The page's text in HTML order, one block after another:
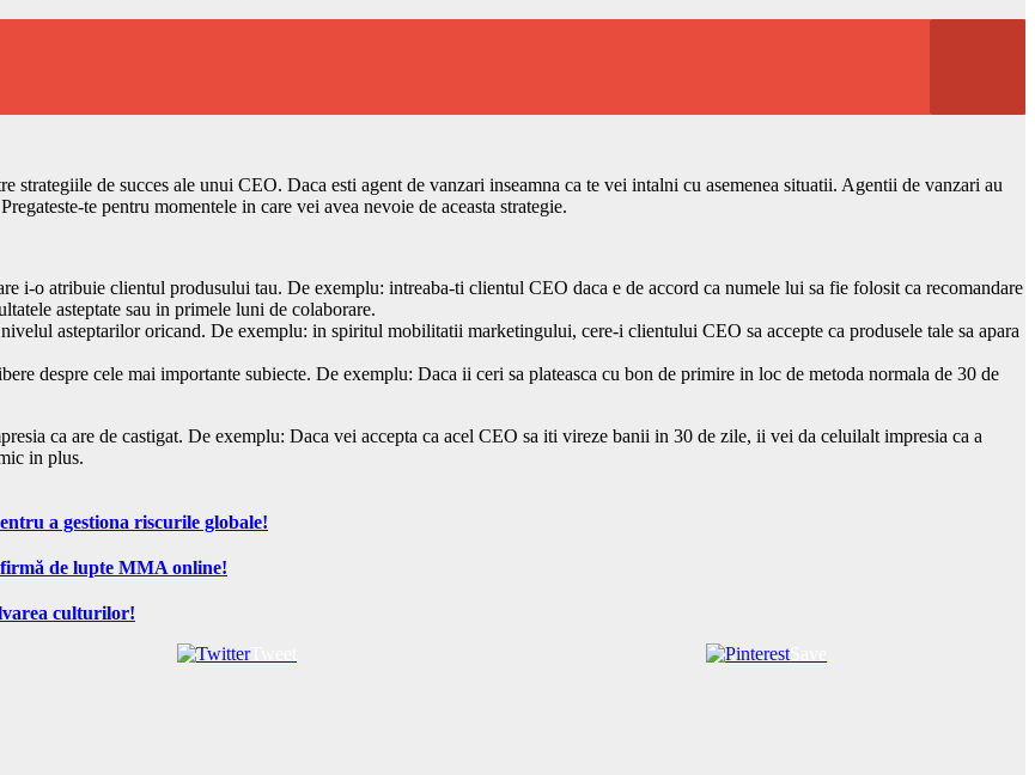
strategiile de succes ale unui CEO. Daca esti agent de vanzari inseamna ca te vei intalni cu asemenea situatii. Agentii de vanzari au
te pentru momentele in care vei avea nevoie de aceasta strategie.
i-o atribuie clientul produsului tau. De exemplu: intreaba-ti clientul CEO daca e de accord ca numele lui sa fie folosit ca recomandare
asteptate sau in primele luni de colaborare.
asteptarilor oricand. De exemplu: in spiritul mobilitatii marketingului, cere-i clientului CEO sa accepte ca produsele tale sa apara
despre cele mai importante subiecte. De exemplu: Daca ii ceri sa plateasca cu bon de primire in loc de metoda normala de 30 de
ca are de castigat. De exemplu: Daca vei accepta ca acel CEO sa iti vireze banii in 30 de zile, ii vei da celuilalt impresia ca a
in plus.
a gestiona riscurile globale!
de lupte MMA online!
culturilor!
Tweet